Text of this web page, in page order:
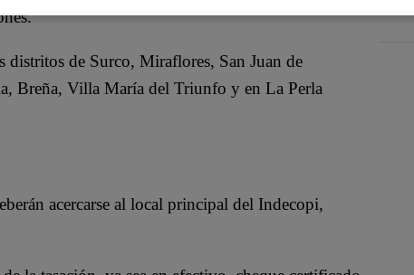
distritos de Surco, Miraflores, San Juan de
Breña, Villa María del Triunfo y en La Perla
acercarse al local principal del Indecopi,